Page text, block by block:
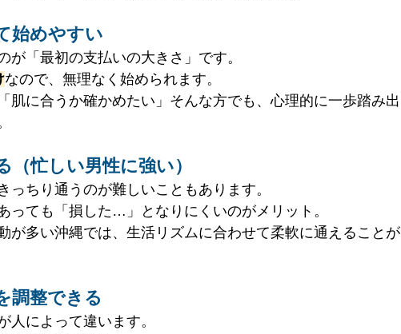
始めやすい
が「最初の支払いの大きさ」です。
なので、無理なく始められます。
肌に合うか確かめたい」そんな方でも、心理的に一歩踏み出
忙しい男性に強い）
っちり通うのが難しいこともあります。
っても「損した…」となりにくいのがメリット。
が多い沖縄では、生活リズムに合わせて柔軟に通えることが
調整できる
人によって違います。